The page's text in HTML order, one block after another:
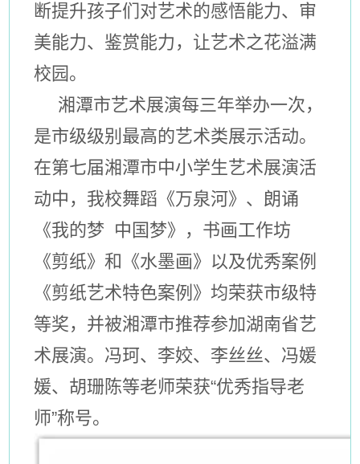
断提升孩子们对艺术的感悟能力、审
美能力、鉴赏能力，让艺术之花溢满
校园。
湘潭市艺术展演每三年举办一次，
是市级级别最高的艺术类展示活动。
在第七届湘潭市中小学生艺术展演活
动中，我校舞蹈《万泉河》、朗诵
《我的梦 中国梦》，书画工作坊
《剪纸》和《水墨画》以及优秀案例
《剪纸艺术特色案例》均荣获市级特
等奖，并被湘潭市推荐参加湖南省艺
术展演。冯珂、李姣、李丝丝、冯媛
媛、胡珊陈等老师荣获“优秀指导老
师”称号。